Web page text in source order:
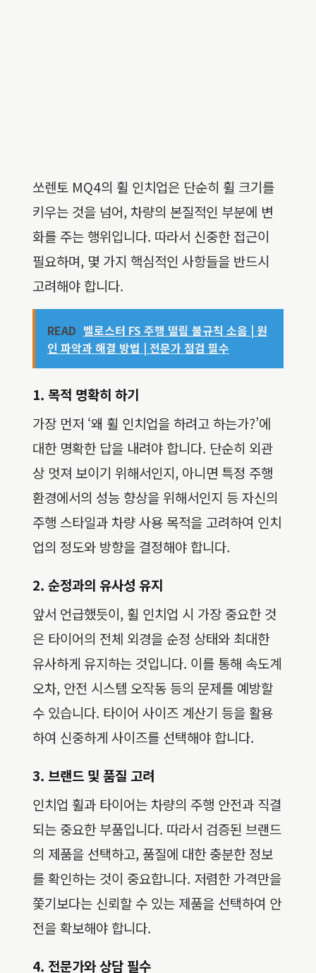
쏘렌토 MQ4의 휠 인치업은 단순히 휠 크기를
키우는 것을 넘어, 차량의 본질적인 부분에 변
화를 주는 행위입니다. 따라서 신중한 접근이
필요하며, 몇 가지 핵심적인 사항들을 반드시
고려해야 합니다.
READ 벨로스터 FS 주행 떨림 불규칙 소음 | 원
인 파악과 해결 방법 | 전문가 점검 필수
1. 목적 명확히 하기
가장 먼저 ‘왜 휠 인치업을 하려고 하는가?’에
대한 명확한 답을 내려야 합니다. 단순히 외관
상 멋져 보이기 위해서인지, 아니면 특정 주행
환경에서의 성능 향상을 위해서인지 등 자신의
주행 스타일과 차량 사용 목적을 고려하여 인치
업의 정도와 방향을 결정해야 합니다.
2. 순정과의 유사성 유지
앞서 언급했듯이, 휠 인치업 시 가장 중요한 것
은 타이어의 전체 외경을 순정 상태와 최대한
유사하게 유지하는 것입니다. 이를 통해 속도계
오차, 안전 시스템 오작동 등의 문제를 예방할
수 있습니다. 타이어 사이즈 계산기 등을 활용
하여 신중하게 사이즈를 선택해야 합니다.
3. 브랜드 및 품질 고려
인치업 휠과 타이어는 차량의 주행 안전과 직결
되는 중요한 부품입니다. 따라서 검증된 브랜드
의 제품을 선택하고, 품질에 대한 충분한 정보
를 확인하는 것이 중요합니다. 저렴한 가격만을
쫓기보다는 신뢰할 수 있는 제품을 선택하여 안
전을 확보해야 합니다.
4. 전문가와 상담 필수